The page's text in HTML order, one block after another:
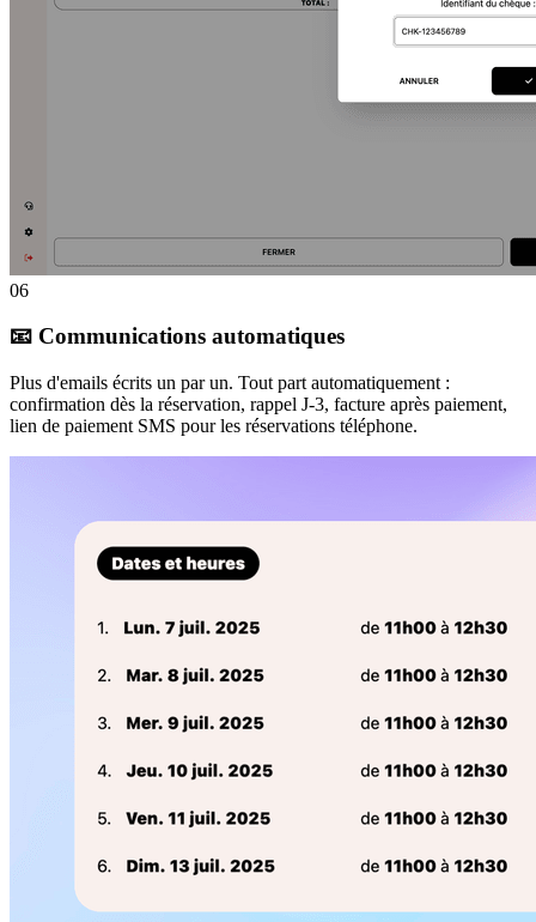
06
📧 Communications automatiques
Plus d'emails écrits un par un. Tout part automatiquement :
confirmation dès la réservation, rappel J-3, facture après paiement,
lien de paiement SMS pour les réservations téléphone.